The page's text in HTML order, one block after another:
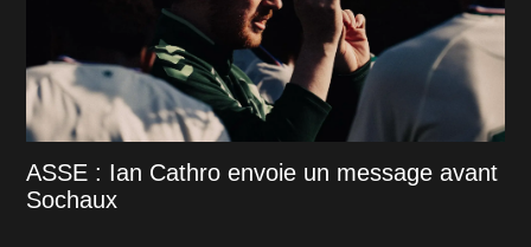
ASSE : Ian Cathro envoie un message avant
Sochaux